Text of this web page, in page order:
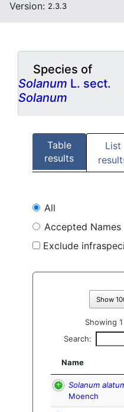
Version: 2.3.3
Species of
Solanum L. sect.
Solanum
Table
results
List
All
Accepted Names
Exclude
Show
Showing
Search:
Name
Solanum
Moench